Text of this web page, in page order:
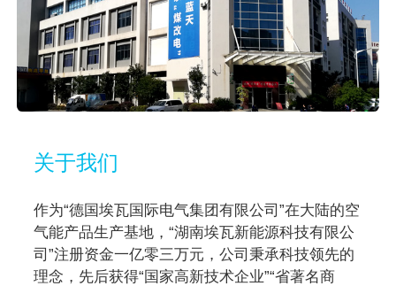
关于我们
作为“德国埃瓦国际电气集团有限公司”在大陆的空
气能产品生产基地，“湖南埃瓦新能源科技有限公
司”注册资金一亿零三万元，公司秉承科技领先的
理念，先后获得“国家高新技术企业”“省著名商